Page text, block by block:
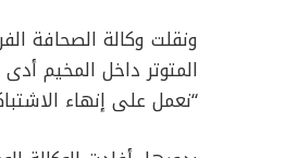
ونقلت وكالة الصحافة
“نعمل على إنهاء